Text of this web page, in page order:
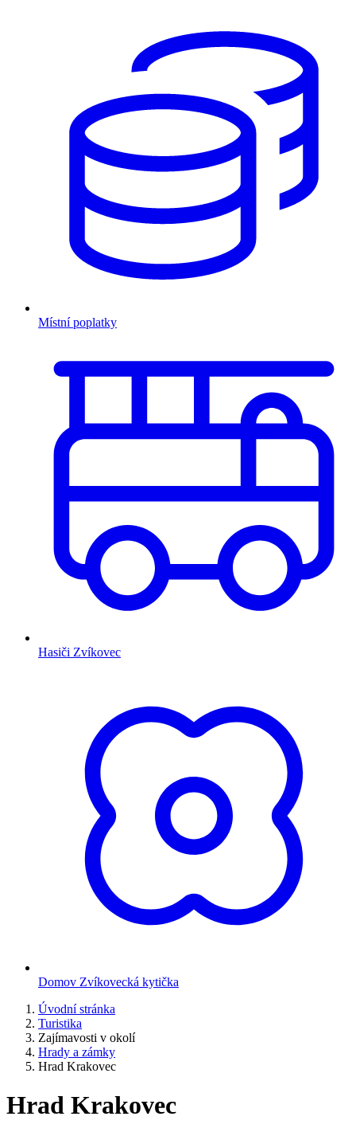
Místní poplatky
Hasiči Zvíkovec
Domov Zvíkovecká kytička
Úvodní stránka
Turistika
Zajímavosti v okolí
Hrady a zámky
Hrad Krakovec
Hrad Krakovec